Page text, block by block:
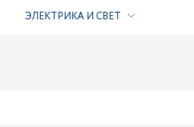
ЭЛЕКТРИКА И СВЕТ